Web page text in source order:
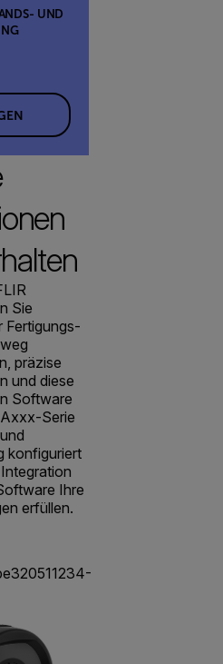
UND
Sie
Fertigungs-
präzise
und diese
Software
Serie
konfiguriert
Ihre
erfüllen.